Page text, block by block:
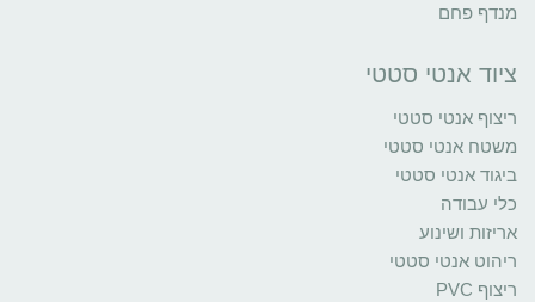
מנדף פחם
ציוד אנטי סטטי
ריצוף אנטי סטטי
משטח אנטי סטטי
ביגוד אנטי סטטי
כלי עבודה
אריזות ושינוע
ריהוט אנטי סטטי
ריצוף PVC